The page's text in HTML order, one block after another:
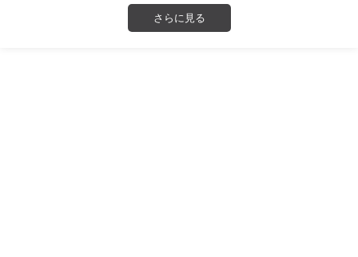
さらに見る